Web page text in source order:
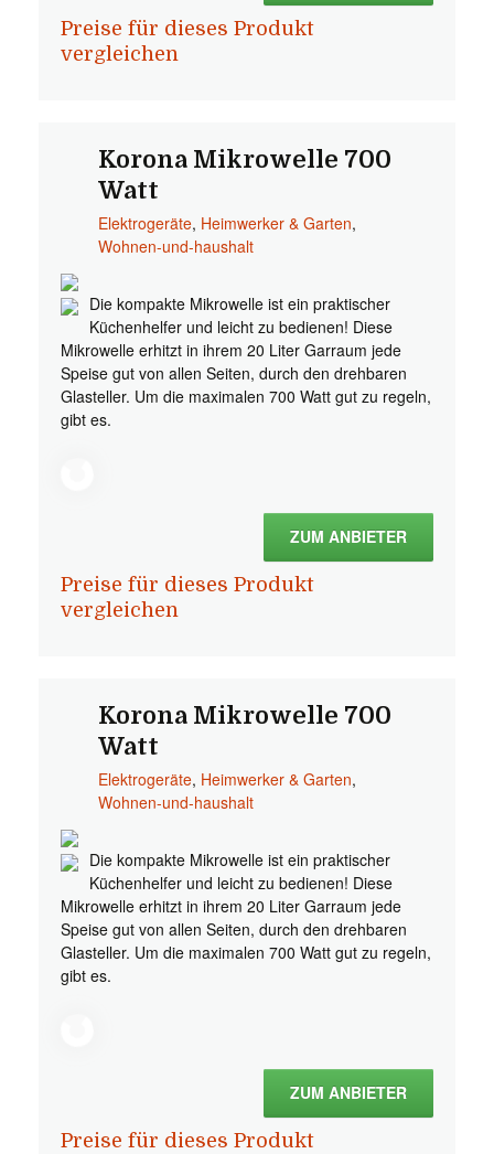
Preise für dieses Produkt
vergleichen
Korona Mikrowelle 700
Watt
Elektrogeräte, Heimwerker & Garten,
Wohnen-und-haushalt
Die kompakte Mikrowelle ist ein praktischer
Küchenhelfer und leicht zu bedienen! Diese
Mikrowelle erhitzt in ihrem 20 Liter Garraum jede
Speise gut von allen Seiten, durch den drehbaren
Glasteller. Um die maximalen 700 Watt gut zu regeln,
gibt es.
ZUM ANBIETER
Preise für dieses Produkt
vergleichen
Korona Mikrowelle 700
Watt
Elektrogeräte, Heimwerker & Garten,
Wohnen-und-haushalt
Die kompakte Mikrowelle ist ein praktischer
Küchenhelfer und leicht zu bedienen! Diese
Mikrowelle erhitzt in ihrem 20 Liter Garraum jede
Speise gut von allen Seiten, durch den drehbaren
Glasteller. Um die maximalen 700 Watt gut zu regeln,
gibt es.
ZUM ANBIETER
Preise für dieses Produkt